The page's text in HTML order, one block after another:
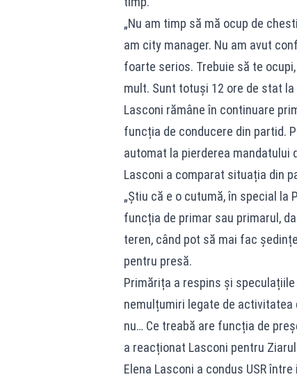
„Nu am timp să mă ocup de
am city manager. Nu am avut
foarte serios. Trebuie să te
mult. Sunt totuși 12 ore de stat
Lasconi rămâne în continuare
funcția de conducere din partid.
automat la pierderea mandatului
Lasconi a comparat situația din
„Știu că e o cutumă, în special la
funcția de primar sau primarul,
teren, când pot să mai fac
pentru presă.
Primărița a respins și
nemulțumiri legate de activitatea
nu… Ce treabă are funcția de
a reacționat Lasconi pentru
Elena Lasconi a condus USR